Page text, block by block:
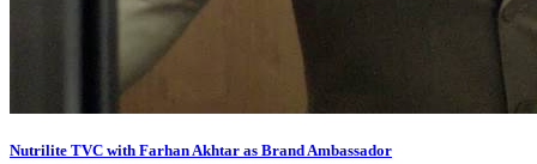
Nutrilite TVC with Farhan Akhtar as Brand Ambassador